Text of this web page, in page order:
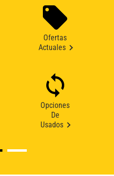
Ofertas
Actuales
Opciones
De
Usados